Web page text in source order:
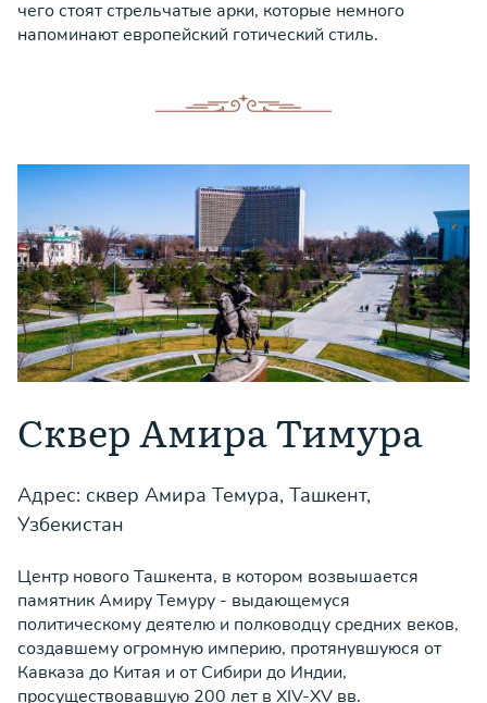
чего стоят стрельчатые арки, которые немного
напоминают европейский готический стиль.
Сквер Амира Тимура
Адрес: сквер Амира Темура, Ташкент,
Узбекистан
Центр нового Ташкента, в котором возвышается
памятник Амиру Темуру - выдающемуся
политическому деятелю и полководцу средних веков,
создавшему огромную империю, протянувшуюся от
Кавказа до Китая и от Сибири до Индии,
просуществовавшую 200 лет в XIV-XV вв.